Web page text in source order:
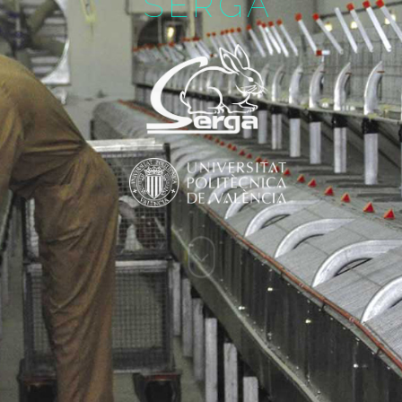
MÁS INFORMACIÓN
Vaginas extracción
semen de conejos
Higiénicas, secas y
térmicas
Eyaculados con más
volumen e